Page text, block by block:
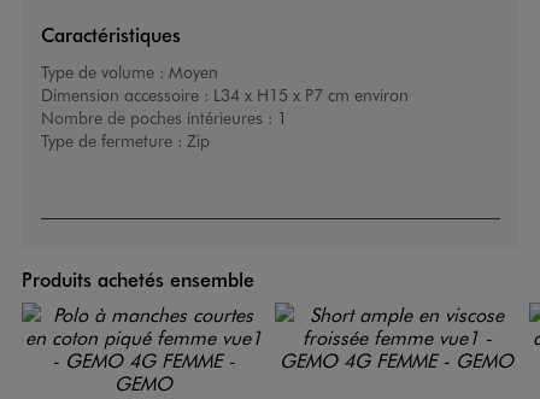
Caractéristiques
Type de volume : Moyen
Dimension accessoire : L34 x H15 x P7 cm environ
Nombre de poches intérieures : 1
Type de fermeture : Zip
Produits achetés ensemble